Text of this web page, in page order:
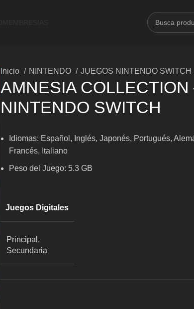
Inicio NINTENDO JUEGOS NINTENDO SWITCH
AMNESIA COLLECTION
NINTENDO SWITCH
Idiomas: Español, Inglés, Japonés, Portugués,
Francés, Italiano
Peso del Juego: 5.3 GB
Juegos Digitales
Principal,
Secundaria